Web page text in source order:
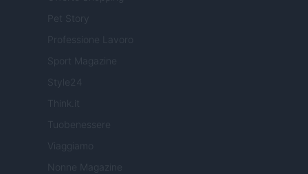
Pet Story
Professione Lavoro
Sport Magazine
Style24
Think.it
Tuobenessere
Viaggiamo
Nonne Magazine